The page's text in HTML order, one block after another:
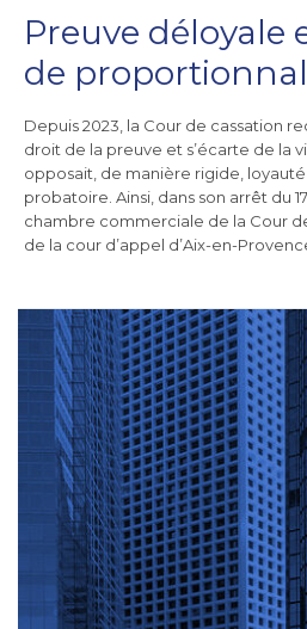
Preuve déloyale
de
Depuis 2023, la Cour de cassation
droit de la preuve et s’écarte de la
opposait, de manière rigide,
probatoire. Ainsi, dans son arrêt du
chambre commerciale de la Cour
de la cour d’appel d’Aix-en-